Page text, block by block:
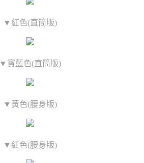
▼紅色(直筒版)
▼寶藍色(直筒版)
▼黃色(腰身版)
▼紅色(腰身版)